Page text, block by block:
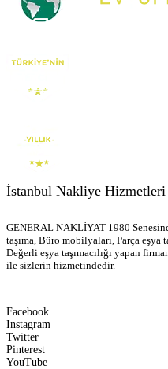
İstanbul Nakliye Hizmetleri
GENERAL NAKLİYAT 1980
taşıma, Büro mobilyaları, Parça eşya
Değerli eşya taşımacılığı yapan
ile sizlerin hizmetindedir.
Facebook
Instagram
Twitter
Pinterest
YouTube